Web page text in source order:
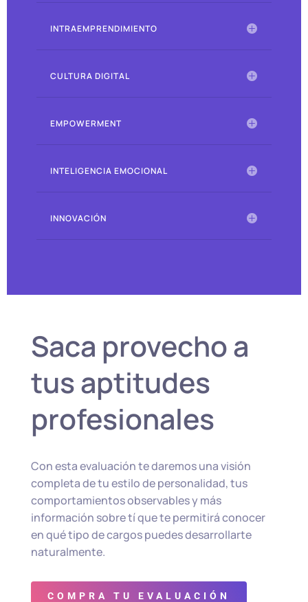
INTRAEMPRENDIMIENTO
CULTURA DIGITAL
EMPOWERMENT
INTELIGENCIA EMOCIONAL
INNOVACIÓN
Saca provecho a
tus aptitudes
profesionales
Con esta evaluación te daremos una visión
completa de tu estilo de personalidad, tus
comportamientos observables y más
información sobre tí que te permitirá conocer
en qué tipo de cargos puedes desarrollarte
naturalmente.
COMPRA TU EVALUACIÓN